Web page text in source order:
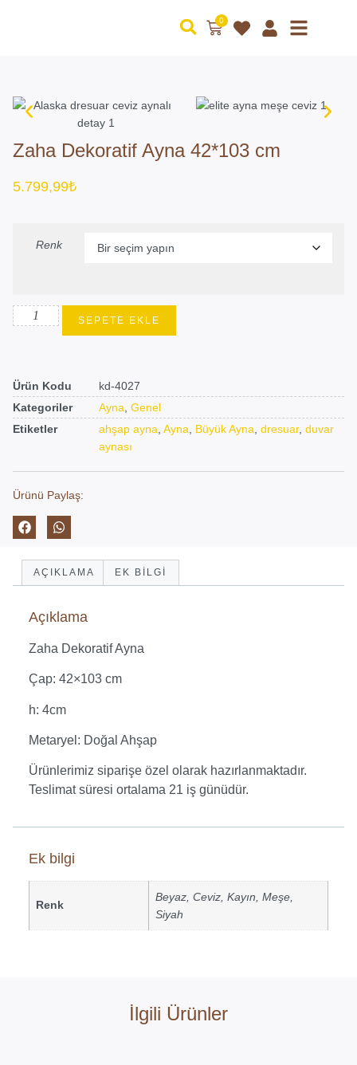
0
Zaha Dekoratif Ayna 42*103 cm
5.799,99₺
Renk
SEPETE EKLE
Ürün Kodu
kd-4027
Kategoriler
Ayna Genel
Etiketler
ahşap ayna Ayna Büyük Ayna dresuar, duvar
aynası
Ürünü Paylaş:
AÇIKLAMA EK BILGI
Açıklama
Zaha Dekoratif Ayna
Çap: 42×103 cm
h: 4cm
Metaryel: Doğal Ahşap
Ürünlerimiz siparişe özel olarak hazırlanmaktadır.
Teslimat süresi ortalama 21 iş günüdür.
Ek bilgi
Renk
Beyaz Ceviz Kayın Meşe
Siyah
İlgili Ürünler